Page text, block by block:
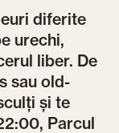
diferite
urechi,
liber. De
sau old-
și te
Parcul